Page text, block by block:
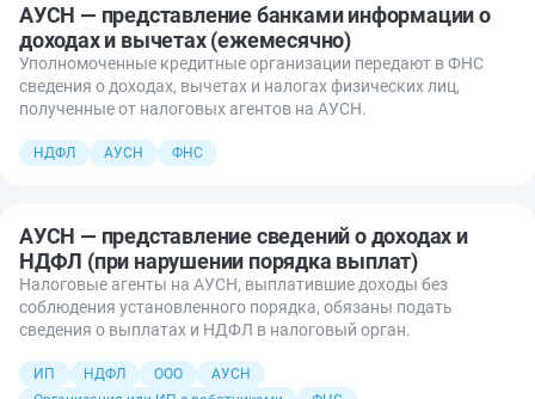
АУСН — представление банками информации о
доходах и вычетах (ежемесячно)
Уполномоченные кредитные организации передают в ФНС
сведения о доходах, вычетах и налогах физических лиц,
полученные от налоговых агентов на АУСН.
НДФЛ АУСН ФНС
АУСН — представление сведений о доходах и
НДФЛ (при нарушении порядка выплат)
Налоговые агенты на АУСН, выплатившие доходы без
соблюдения установленного порядка, обязаны подать
сведения о выплатах и НДФЛ в налоговый орган.
ИП НДФЛ ООО
АУСН